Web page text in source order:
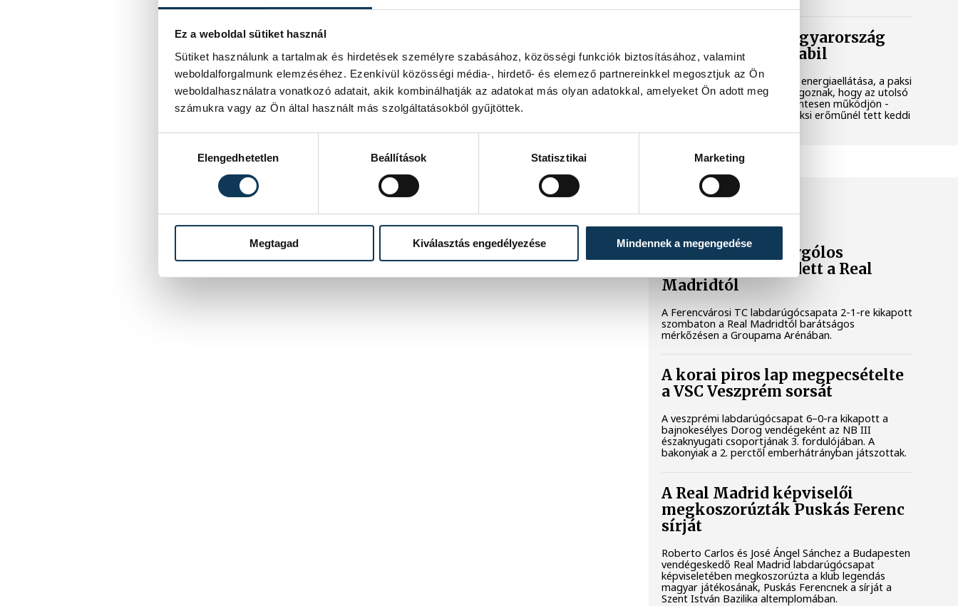
Ez a weboldal sütiket használ
Sütiket használunk a tartalmak és hirdetések személyre szabásához, közösségi funkciók biztosításához, valamint
weboldalforgalmunk elemzéséhez. Ezenkívül közösségi média-, hirdető- és elemező partnereinkkel megosztjuk az Ön
weboldalhasználatra vonatkozó adatait, akik kombinálhatják az adatokat más olyan adatokkal, amelyeket Ön adott meg
számukra vagy az Ön által használt más szolgáltatásokból gyűjtöttek.
Elengedhetetlen
Beállítások Statisztikai Marketing
Megtagad Kiválasztás engedélyezése Mindennek a megengedése
Magyar Péter: Magyarország
energiaellátása stabil
Jelenleg stabil Magyarország energiaellátása, a paksi
erőmű munkatársai azon dolgoznak, hogy az utolsó
még termelő turbina hibamentesen működjön -
közölte a miniszterelnök a paksi erőműnél tett keddi
SPORT
A Ferencváros egygólos
vereséget szenvedett a Real
Madridtól
A Ferencvárosi TC labdarúgócsapata 2-1-re kikapott
szombaton a Real Madridtól barátságos
mérkőzésen a Groupama Arénában.
A korai piros lap megpecsételte
a VSC Veszprém sorsát
A veszprémi labdarúgócsapat 6–0-ra kikapott a
bajnokesélyes Dorog vendégeként az NB III
északnyugati csoportjának 3. fordulójában. A
bakonyiak a 2. perctől emberhátrányban játszottak.
A Real Madrid képviselői
megkoszorúzták Puskás Ferenc
sírját
Roberto Carlos és José Ángel Sánchez a Budapesten
vendégeskedő Real Madrid labdarúgócsapat
képviseletében megkoszorúzta a klub legendás
magyar játékosának, Puskás Ferencnek a sírját a
Szent István Bazilika altemplomában.